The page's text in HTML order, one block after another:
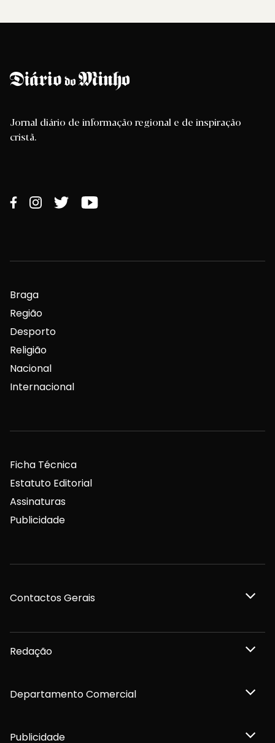
Jornal diário de informação regional e de inspiração
cristã.
Braga
Região
Desporto
Religião
Nacional
Internacional
Ficha Técnica
Estatuto Editorial
Assinaturas
Publicidade
Contactos Gerais
Redação
Departamento Comercial
Publicidade